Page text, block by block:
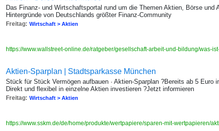
Das Finanz- und Wirtschaftsportal rund um die Themen Aktien, Börse und
Hintergründe von Deutschlands größter Finanz-Community
Freitag: Wirtschaft > Aktien
https://www.wallstreet-online.de/ratgeber/gesellschaft-arbeit-und-bildung/was-
Aktien-Sparplan | Stadtsparkasse München
Stück für Stück Vermögen aufbauen · Aktien-Sparplan ?Bereits ab 5 Euro
Direkt und flexibel in einzelne Aktien investieren ?Jetzt informieren
Freitag: Wirtschaft > Aktien
https://www.sskm.de/de/home/produkte/wertpapiere/sparen-mit-wertpapieren/